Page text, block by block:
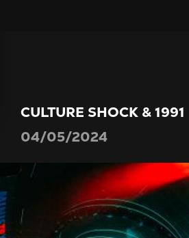
CULTURE SHOCK & 1991
04/05/2024